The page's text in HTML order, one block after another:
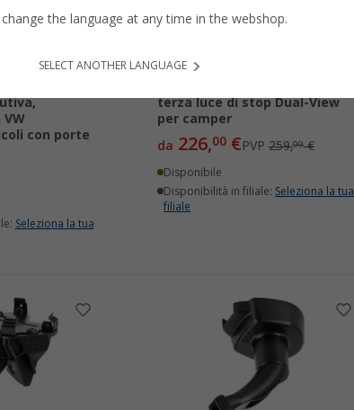
con porte
Seleziona la tua
terza luce di stop Dual-View
per camper
da 226,00€PVP259,99€
Disponibile
Disponibilità in filiale: Seleziona la tua
filiale
change the language at any time in the webshop.
SELECT ANOTHER LANGUAGE